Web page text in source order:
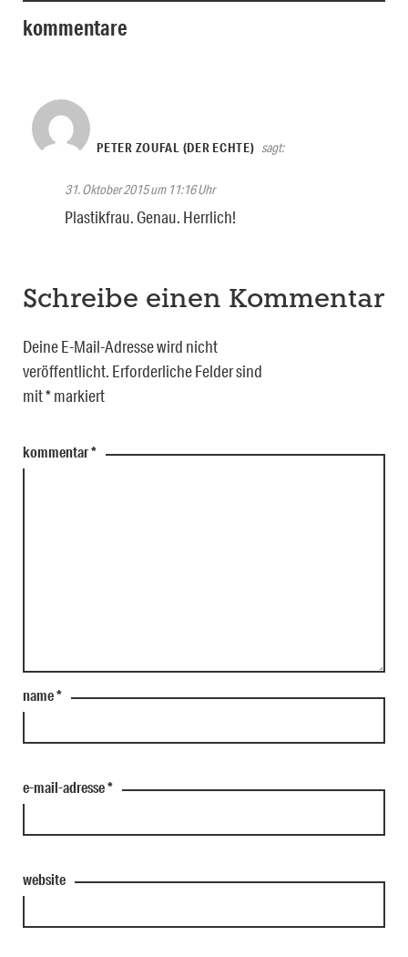
kommentare
PETER ZOUFAL (DER ECHTE) sagt:
31. Oktober 2015 um 11:16 Uhr
Plastikfrau. Genau. Herrlich!
Schreibe einen Kommentar
Deine E-Mail-Adresse wird nicht
veröffentlicht. Erforderliche Felder sind
mit*markiert
kommentar*
name*
e-mail-adresse*
website